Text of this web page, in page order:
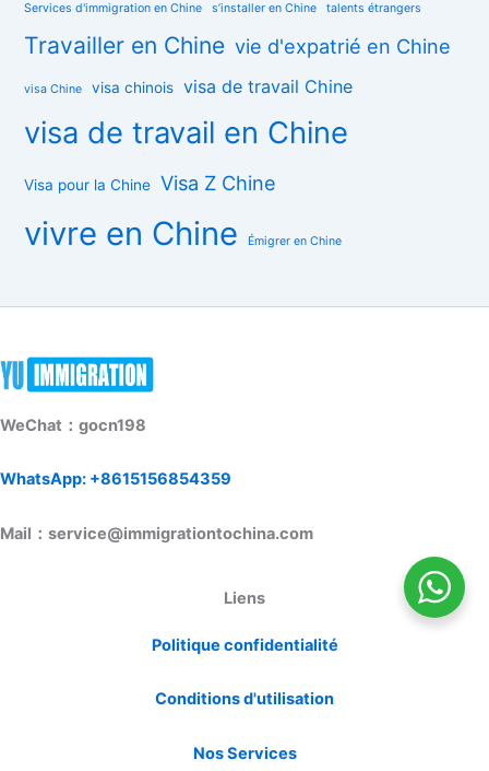
Services d'immigration en Chine s’installer en Chine talents étrangers
Travailler en Chine vie d'expatrié en Chine
visa Chine visa chinois visa de travail Chine
visa de travail en Chine
Visa pour la Chine Visa Z Chine
vivre en Chine Émigrer en Chine
WeChat：gocn198
WhatsApp: +8615156854359
Mail：service@immigrationtochina.com
Liens
Politique confidentialité
Conditions d'utilisation
Nos Services